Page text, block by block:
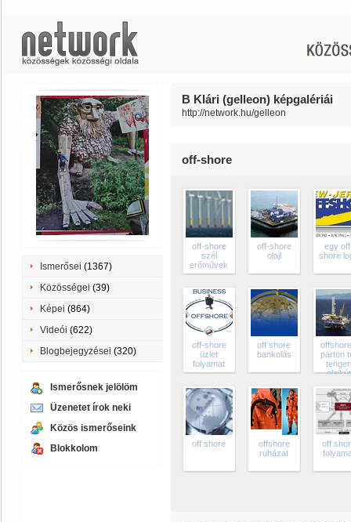
Ismerősei (1367)
Közösségei (39)
Képei (864)
Videói (622)
Blogbejegyzései (320)
Ismerősnek jelölöm
Üzenetet írok neki
Közös ismerőseink
Blokkolom
B Klári (gelleon) képgalériái
http://network.hu/gelleon
off-shore
off-shore
szél
erőművek
off-shore
olajl
egy
shore
off-shore
üzlet
folyamat
off shore
bankolás
parton
olajkút
off shore
offshore
ruházat
off